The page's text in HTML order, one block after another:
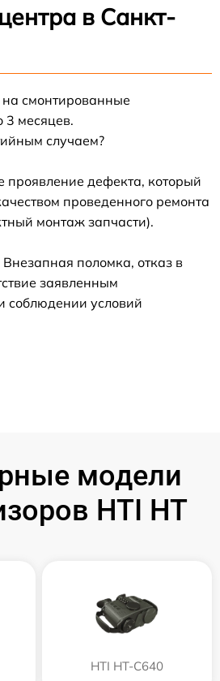
в Санкт-
на смонтированные
месяцев.
случаем?
проявление дефекта, который
проведенного ремонта
монтаж запчасти).
поломка, отказ в
заявленным
соблюдении условий
модели
HTI HT
HTI HT-C640